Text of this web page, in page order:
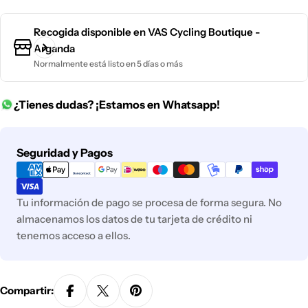
Recogida disponible enVAS Cycling Boutique -
Arganda
Normalmente está listo en 5 días o más
¿Tienes dudas? ¡Estamos en Whatsapp!
Seguridad y Pagos
Métodos
de
pago
Tu información de pago se procesa de forma segura. No
almacenamos los datos de tu tarjeta de crédito ni
tenemos acceso a ellos.
Compartir: